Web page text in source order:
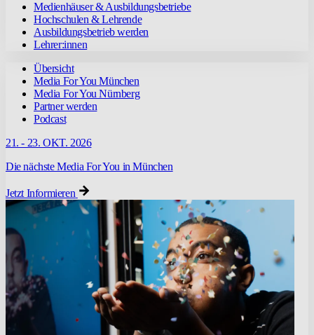
Medienhäuser & Ausbildungsbetriebe
Hochschulen & Lehrende
Ausbildungsbetrieb werden
Lehrer:innen
Übersicht
Media For You München
Media For You Nürnberg
Partner werden
Podcast
21. - 23. OKT. 2026
Die nächste Media For You in München
Jetzt Informieren